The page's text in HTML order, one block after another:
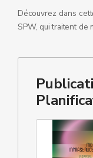
Découvrez dans
SPW, qui traitent de